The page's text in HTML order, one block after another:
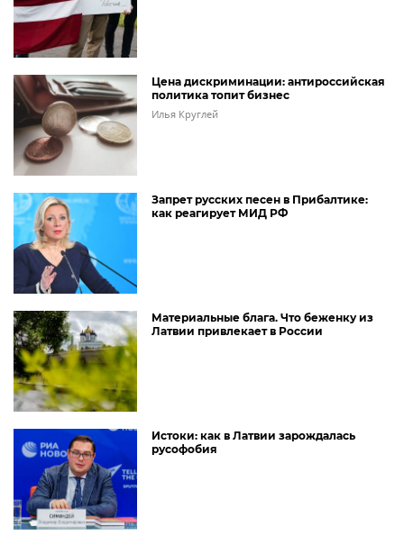
Цена дискриминации: антироссийская
политика топит бизнес
Илья Круглей
Запрет русских песен в Прибалтике:
как реагирует МИД РФ
Материальные блага. Что беженку из
Латвии привлекает в России
Истоки: как в Латвии зарождалась
русофобия